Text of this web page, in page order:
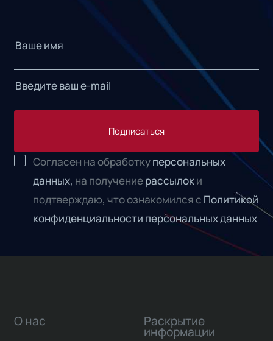
Подписаться
Согласен на обработкуперсональных
данных, на получениерассылоки
подтверждаю, что ознакомился с Политикой
конфиденциальности персональных данных
О нас Раскрытие
информации